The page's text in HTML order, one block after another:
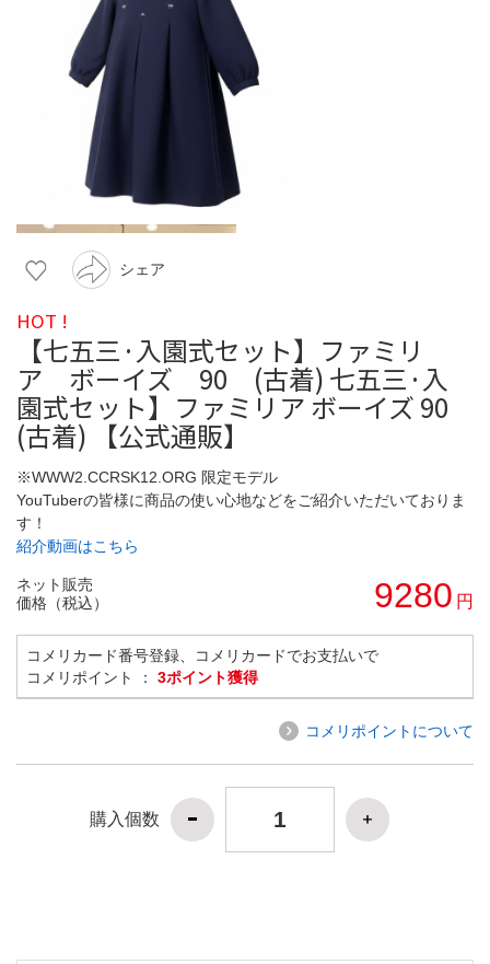
シェア
HOT !
【七五三·入園式セット】ファミリ
ア ボーイズ 90 (古着) 七五三·入
園式セット】ファミリア ボーイズ 90
(古着) 【公式通販】
※WWW2.CCRSK12.ORG 限定モデル
YouTuberの皆様に商品の使い心地などをご紹介いただいておりま
す！
紹介動画はこちら
ネット販売
価格（税込）
9280 円
コメリカード番号登録、コメリカードでお支払いで
コメリポイント ： 3ポイント獲得
コメリポイントについて
購入個数